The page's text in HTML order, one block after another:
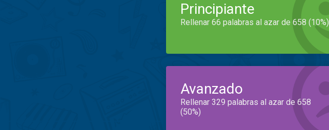
Principiante
Rellenar 66 palabras al azar de 658 (10%)
Avanzado
Rellenar 329 palabras al azar de 658
(50%)